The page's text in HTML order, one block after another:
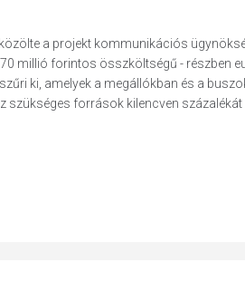
a projekt kommunikációs
millió forintos összköltségű - részben
ki, amelyek a megállókban és a
források kilencven százalékát